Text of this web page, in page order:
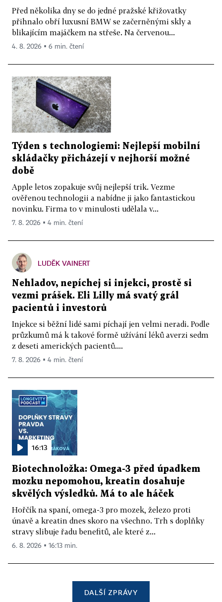
Před několika dny se do jedné pražské křižovatky
přihnalo obří luxusní BMW se začerněnými skly a
blikajícím majáčkem na střeše. Na červenou...
4. 8. 2026 ▪ 6 min. čtení
Týden s technologiemi: Nejlepší mobilní
skládačky přicházejí v nejhorší možné
době
Apple letos zopakuje svůj nejlepší trik. Vezme
ověřenou technologii a nabídne ji jako fantastickou
novinku. Firma to v minulosti udělala v...
7. 8. 2026 ▪ 4 min. čtení
LUDĚK VAINERT
Nehladov, nepíchej si injekci, prostě si
vezmi prášek. Eli Lilly má svatý grál
pacientů i investorů
Injekce si běžní lidé sami píchají jen velmi neradi. Podle
průzkumů má k takové formě užívání léků averzi sedm
z deseti amerických pacientů....
7. 8. 2026 ▪ 4 min. čtení
16:13
Biotechnoložka: Omega-3 před úpadkem
mozku nepomohou, kreatin dosahuje
skvělých výsledků. Má to ale háček
Hořčík na spaní, omega-3 pro mozek, železo proti
únavě a kreatin dnes skoro na všechno. Trh s doplňky
stravy slibuje řadu benefitů, ale které z...
6. 8. 2026 ▪ 16:13 min.
DALŠÍ ZPRÁVY